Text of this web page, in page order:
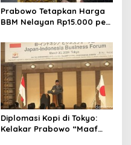
Prabowo Tetapkan Harga
BBM Nelayan Rp15.000 per
30-200 GT
Diplomasi Kopi di Tokyo:
Kelakar Prabowo “Maaf